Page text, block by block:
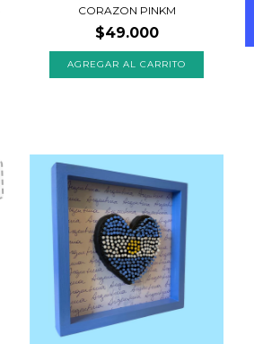
CORAZON PINKM
$49.000
AGREGAR AL CARRITO